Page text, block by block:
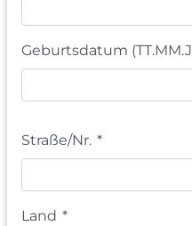
Geburtsdatum
Straße/Nr. *
Land *